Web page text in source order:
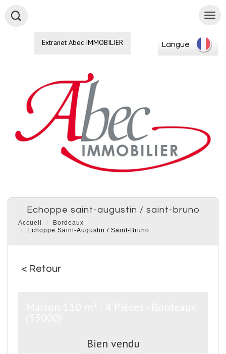
Extranet Abec IMMOBILIER Langue
echoppe saint-augustin / saint-bruno
Accueil
Bordeaux
Echoppe Saint-Augustin / Saint-Bruno
< Retour
Bien vendu